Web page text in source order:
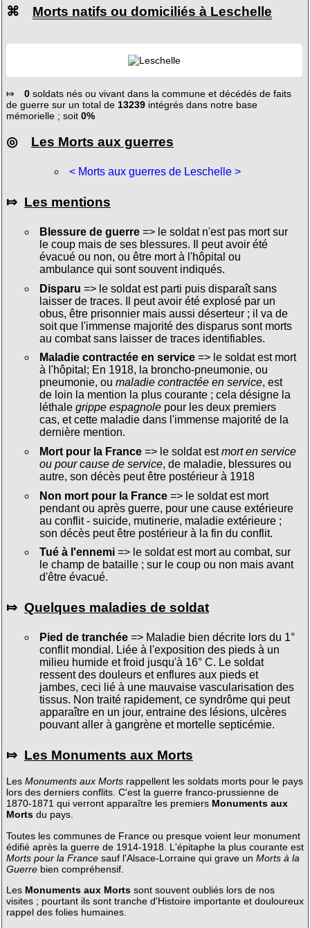
⌘ Morts natifs ou domiciliés à Leschelle
⤇ 0soldats nés ou vivant dans la commune et décédés de faits
de guerre sur un total de 13239intégrés dans notre base
mémorielle ; soit 0%
◎ Les Morts aux guerres
< Morts aux guerres de Leschelle >
⤇ Les mentions
Blessure de guerre=> le soldat n'est pas mort sur
le coup mais de ses blessures. Il peut avoir été
évacué ou non, ou être mort à l'hôpital ou
ambulance qui sont souvent indiqués.
Disparu => le soldat est parti puis disparaît sans
laisser de traces. Il peut avoir été explosé par un
obus, être prisonnier mais aussi déserteur ; il va de
soit que l'immense majorité des disparus sont morts
au combat sans laisser de traces identifiables.
Maladie contractée en service=> le soldat est mort
à l'hôpital; En 1918, la broncho-pneumonie, ou
pneumonie, ou maladie contractée en service, est
de loin la mention la plus courante ; cela désigne la
léthale grippe espagnolepour les deux premiers
cas, et cette maladie dans l'immense majorité de la
dernière mention.
Mort pour la France=> le soldat estmort en service
ou pour cause de service, de maladie, blessures ou
autre, son décès peut être postérieur à 1918
Non mort pour la France=> le soldat est mort
pendant ou après guerre, pour une cause extérieure
au conflit - suicide, mutinerie, maladie extérieure ;
son décès peut être postérieur à la fin du conflit.
Tué à l'ennemi=> le soldat est mort au combat, sur
le champ de bataille ; sur le coup ou non mais avant
d'être évacué.
⤇ Quelques maladies de soldat
Pied de tranchée=> Maladie bien décrite lors du 1°
conflit mondial. Liée à l'exposition des pieds à un
milieu humide et froid jusqu'à 16° C. Le soldat
ressent des douleurs et enflures aux pieds et
jambes, ceci lié à une mauvaise vascularisation des
tissus. Non traité rapidement, ce syndrôme qui peut
apparaître en un jour, entraine des lésions, ulcères
pouvant aller à gangrène et mortelle septicémie.
⤇ Les Monuments aux Morts
Les Monuments aux Mortsrappellent les soldats morts pour le pays
lors des derniers conflits. C'est la guerre franco-prussienne de
1870-1871 qui verront apparaître les premiers Monuments aux
Mortsdu pays.
Toutes les communes de France ou presque voient leur monument
édifié après la guerre de 1914-1918. L'épitaphe la plus courante est
Morts pour la Francesauf l'Alsace-Lorraine qui grave un Morts à la
Guerrebien compréhensif.
Les Monuments aux Mortssont souvent oubliés lors de nos
visites ; pourtant ils sont tranche d'Histoire importante et douloureux
rappel des folies humaines.